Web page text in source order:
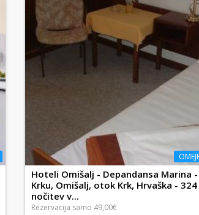
Hoteli Omišalj - Depandansa Marina
Krku, Omišalj, otok Krk, Hrvaška - 324
nočitev v...
Rezervacija samo 49,00€